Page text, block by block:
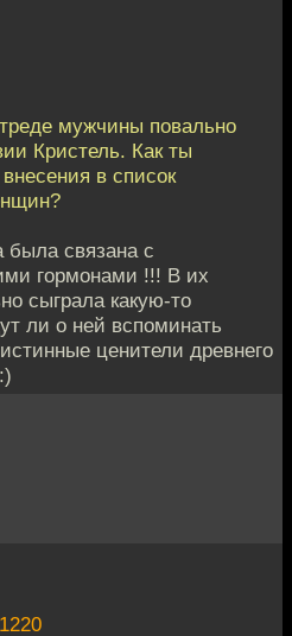
мужчины повально
Кристель. Как ты
в список
была связана с
гормонами !!! В их
сыграла какую-то
ли о ней вспоминать
ценители древнего